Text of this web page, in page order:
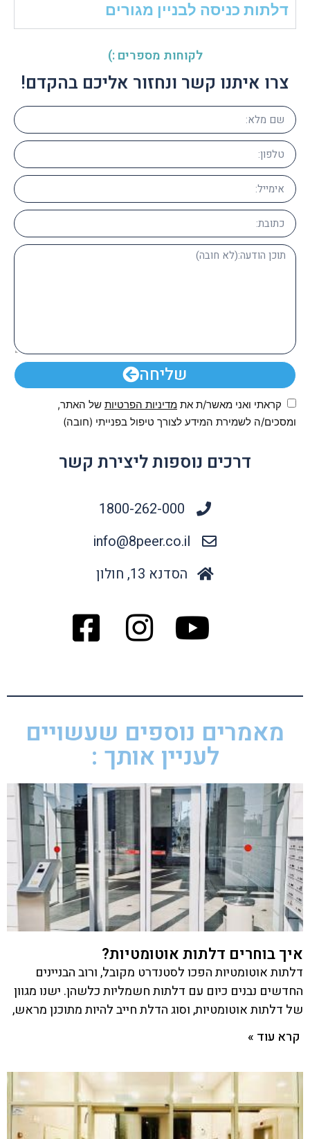
דלתות כניסה לבניין מגורים
לקוחות מספרים :)
צרו איתנו קשר ונחזור אליכם בהקדם!
שליחה
קראתי ואני מאשר/ת את מדיניות הפרטיות של האתר,
ומסכים/ה לשמירת המידע לצורך טיפול בפנייתי (חובה)
דרכים נוספות ליצירת קשר
1800-262-000
info@8peer.co.il
הסדנא 13, חולון
מאמרים נוספים שעשויים
לעניין אותך :
איך בוחרים דלתות אוטומטיות?
דלתות אוטומטיות הפכו לסטנדרט מקובל, ורוב הבניינים
החדשים נבנים כיום עם דלתות חשמליות כלשהן. ישנו מגוון
של דלתות אוטומטיות, וסוג הדלת חייב להיות מתוכנן מראש,
קרא עוד »